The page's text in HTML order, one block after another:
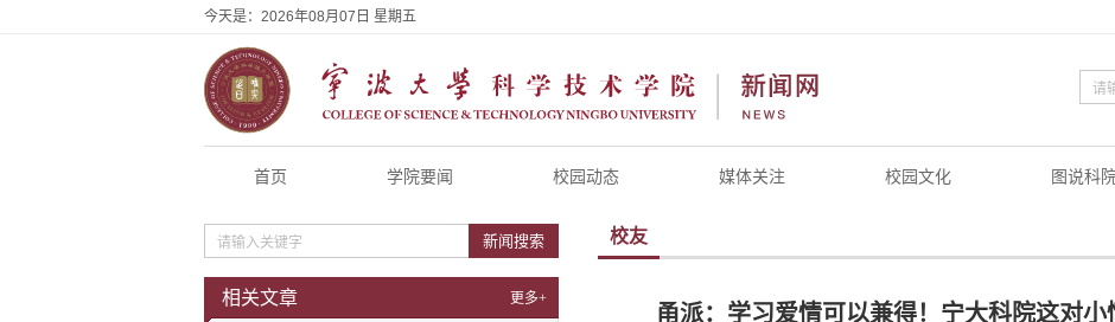
今天是： 2026年08月07日 星期五
首页 学院要闻 校园动态 媒体关注 校园文化 图说科
新闻搜索
相关文章 更多+
校友
甬派：学习爱情可以兼得！宁大科院这对